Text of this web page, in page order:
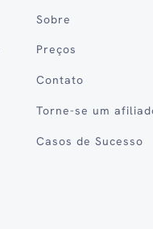
Sobre
Preços
Contato
Torne-se um
Casos de Sucesso